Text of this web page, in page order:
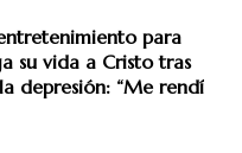
para
su vida a Cristo tras
depresión: “Me rendí